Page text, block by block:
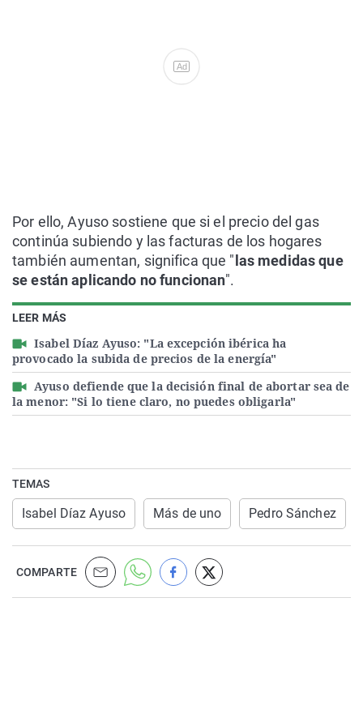
Ad
Por ello, Ayuso sostiene que si el precio del gas
continúa subiendo y las facturas de los hogares
también aumentan, significa que " las medidas que
se están aplicando no funcionan".
LEER MÁS
Isabel Díaz Ayuso: "La excepción ibérica ha
provocado la subida de precios de la energía"
Ayuso defiende que la decisión final de abortar sea de
la menor: "Si lo tiene claro, no puedes obligarla"
TEMAS
Isabel Díaz Ayuso Más de uno Pedro Sánchez
COMPARTE